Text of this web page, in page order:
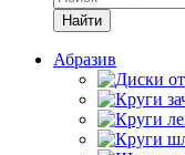
Найти
Абразив